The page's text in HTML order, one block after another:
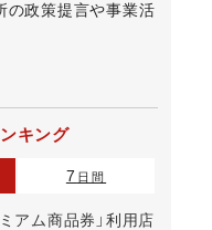
の政策提言や事業活
キング
7 日間
アム商品券」利用店